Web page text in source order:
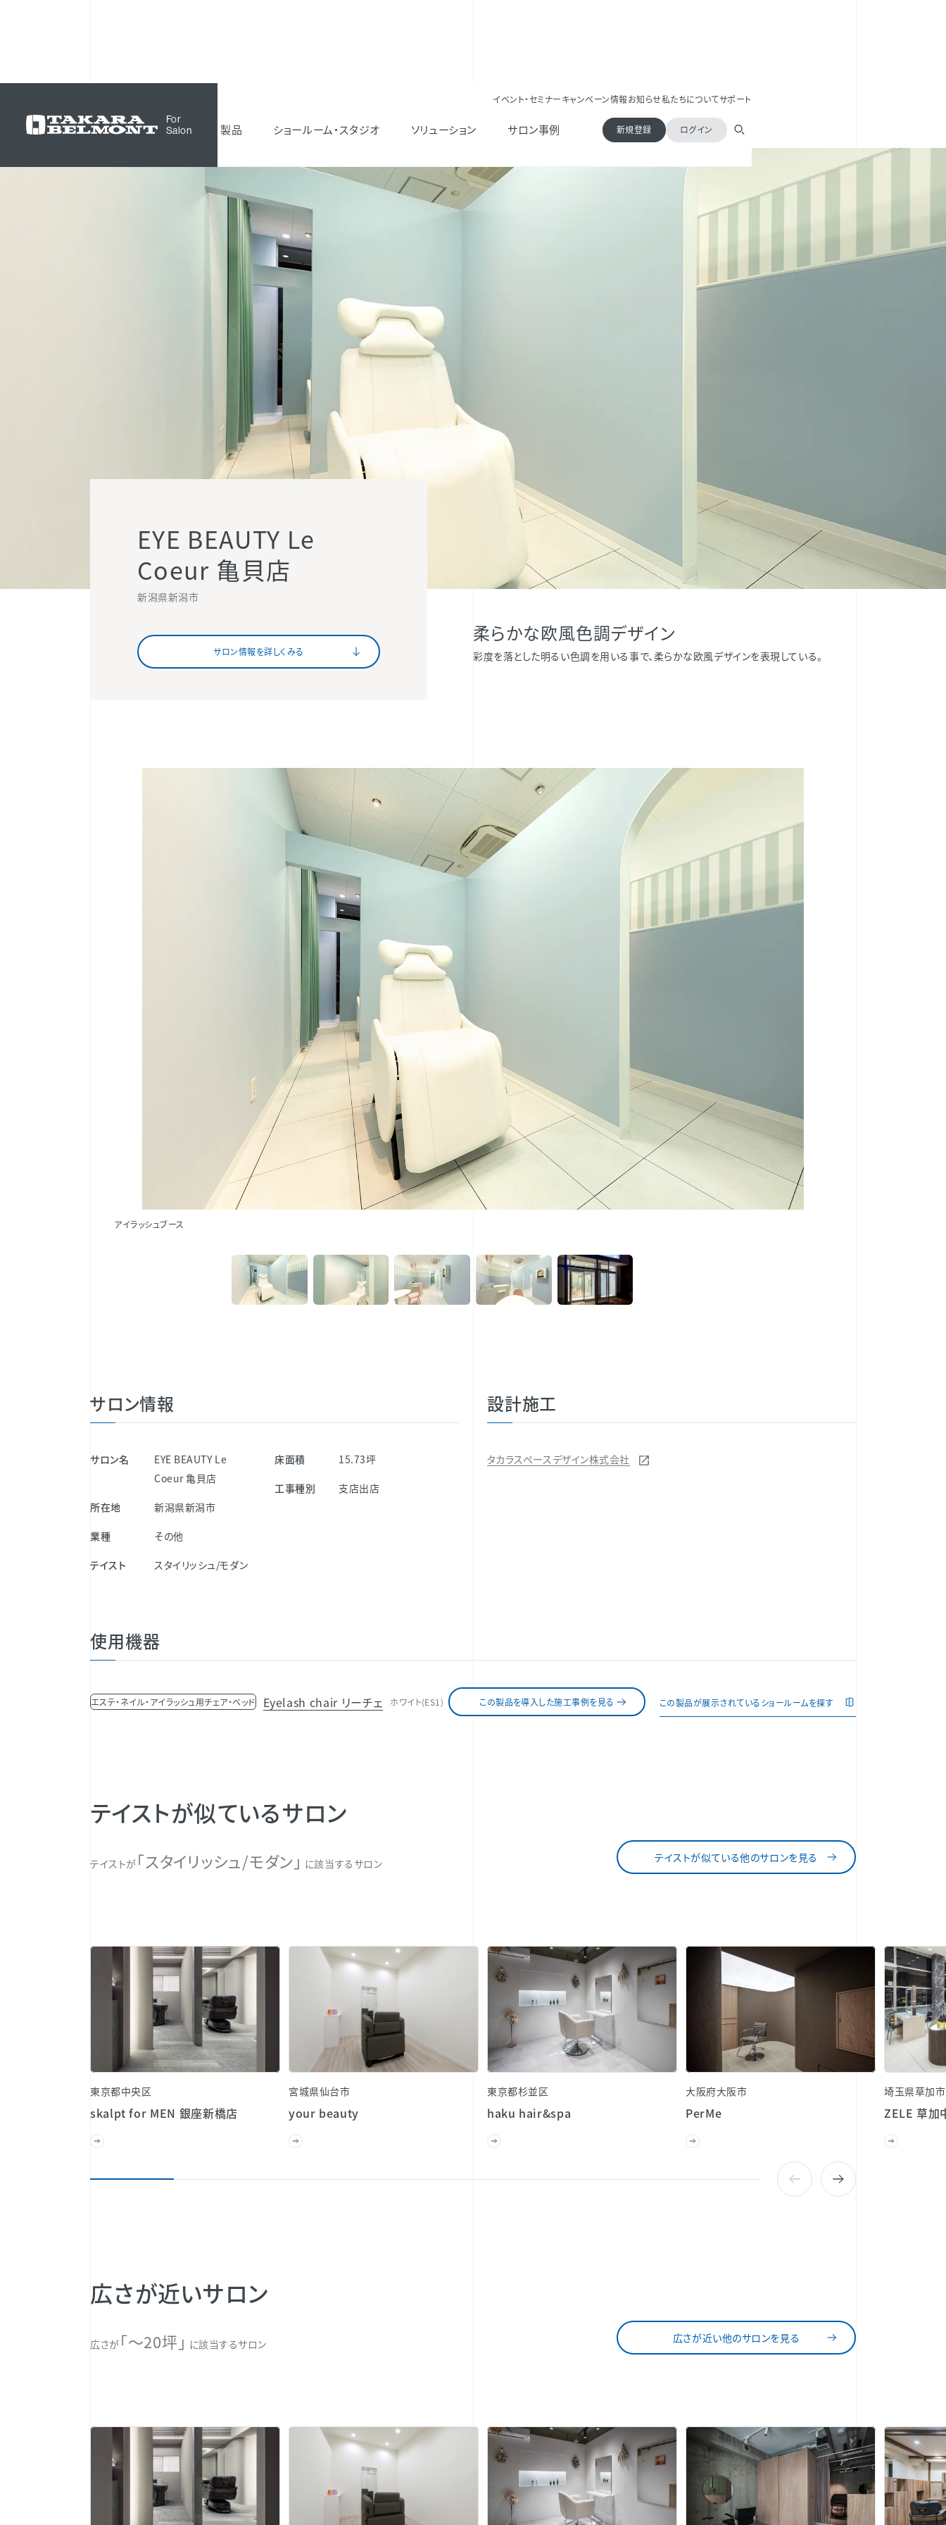
For
Salon
製品 ショールーム・スタジオ ソリューション サロン事例
イベント・セミナーキャンペーン情報お知らせ私たちについてサポート
新規登録 ログイン
サロン空間事例
EYE BEAUTY Le
Coeur 亀貝店
新潟県新潟市
サロン情報を詳しくみる
柔らかな欧風色調デザイン
彩度を落とした明るい色調を用いる事で、柔らかな欧風デザインを表現している。
アイラッシュブース
サロン情報
サロン名
EYE BEAUTY Le
Coeur 亀貝店
所在地 新潟県新潟市
業種 その他
テイスト スタイリッシュ/モダン
床面積 15.73坪
工事種別 支店出店
設計施工
タカラスペースデザイン株式会社
使用機器
エステ・ネイル・アイラッシュ用チェア・ベッド Eyelash chair リーチェ ホワイト(ES1) この製品を導入した施工事例を見る この製品が展示されているショールームを探す
テイストが似ているサロン
テイストが 「スタイリッシュ/モダン」 に該当するサロン テイストが似ている他のサロンを見る
東京都中央区
skalpt for MEN 銀座新橋店
宮城県仙台市
your beauty
東京都杉並区
haku hair&spa
大阪府大阪市
PerMe
埼玉県草加市
ZELE 草加
広さが近いサロン
広さが 「〜20坪」 に該当するサロン 広さが近い他のサロンを見る